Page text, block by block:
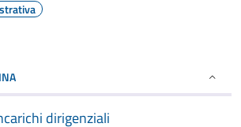
dirigenziali